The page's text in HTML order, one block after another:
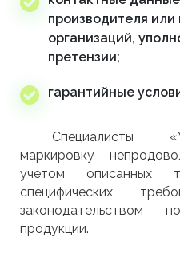
производителя
организаций,
претензии;
гарантийные
Специалисты
маркировку
учетом описанных
специфических
законодательством
продукции.